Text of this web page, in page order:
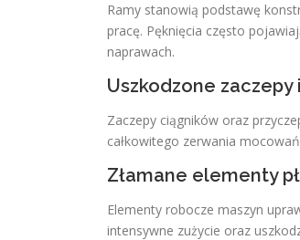
Ramy stanowią podstawę
pracę. Pęknięcia często
naprawach.
Uszkodzone zaczepy
Zaczepy ciągników oraz
całkowitego zerwania
Złamane elementy
Elementy robocze maszyn
intensywne zużycie oraz